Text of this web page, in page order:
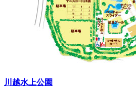
川越水上公園